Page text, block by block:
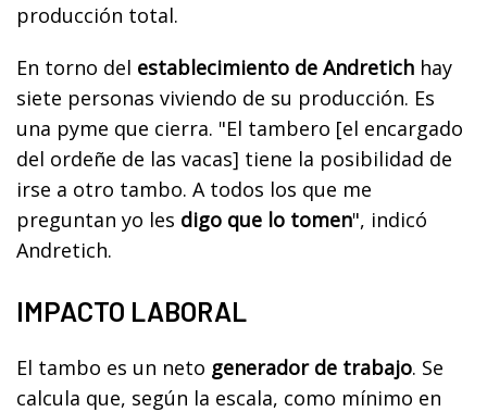
producción total.
En torno del establecimiento de Andretich hay
siete personas viviendo de su producción. Es
una pyme que cierra. "El tambero [el encargado
del ordeñe de las vacas] tiene la posibilidad de
irse a otro tambo. A todos los que me
preguntan yo les digo que lo tomen", indicó
Andretich.
IMPACTO LABORAL
El tambo es un neto generador de trabajo. Se
calcula que, según la escala, como mínimo en